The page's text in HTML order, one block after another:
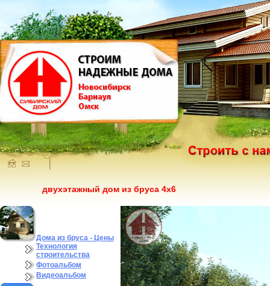
двухэтажный дом из бруса 4х6
Дома из бруса - Цены
Технология
строительства
Фотоальбом
Видеоальбом